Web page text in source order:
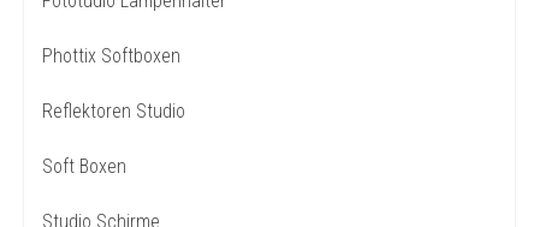
Phottix Softboxen
Reflektoren Studio
Soft Boxen
Studio Schirme